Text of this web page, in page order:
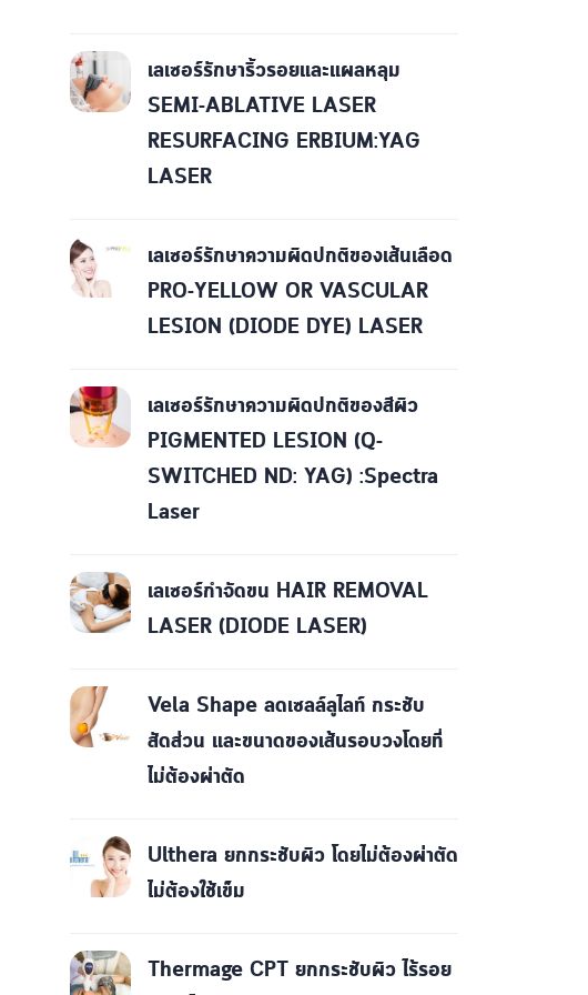
เลเซอร์รักษาริ้วรอยและแผลหลุม
SEMI-ABLATIVE LASER
RESURFACING ERBIUM:YAG
LASER
เลเซอร์รักษาความผิดปกติของเส้นเลือด
PRO-YELLOW OR VASCULAR
LESION (DIODE DYE) LASER
เลเซอร์รักษาความผิดปกติของสีผิว
PIGMENTED LESION (Q-
SWITCHED ND: YAG) :Spectra
Laser
เลเซอร์กำจัดขน HAIR REMOVAL
LASER (DIODE LASER)
Vela Shape ลดเซลล์ลูไลท์ กระชับ
สัดส่วน และขนาดของเส้นรอบวงโดยที่
ไม่ต้องผ่าตัด
Ulthera ยกกระชับผิว โดยไม่ต้องผ่าตัด
ไม่ต้องใช้เข็ม
Thermage CPT ยกกระชับผิว ไร้รอย